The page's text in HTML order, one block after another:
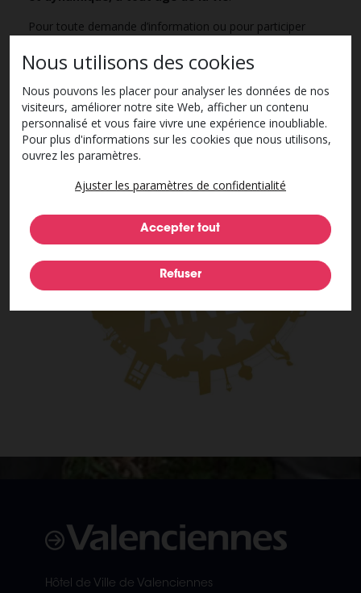
Pour toute demande d’information ou pour participer
par e-mail :polesenior@ville-valenciennes.fr
Hôtel de Ville de Valenciennes
Nous utilisons des cookies
Nous pouvons les placer pour analyser les données de nos
visiteurs, améliorer notre site Web, afficher un contenu
personnalisé et vous faire vivre une expérience inoubliable.
Pour plus d'informations sur les cookies que nous utilisons,
ouvrez les paramètres.
Ajuster les paramètres de confidentialité